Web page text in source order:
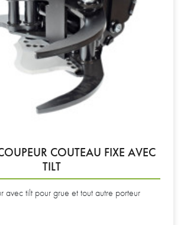
COUTEAU FIXE AVEC
TILT
avec tilt pour grue et tout autre porteur